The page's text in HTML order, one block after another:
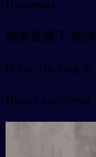
Примеры
她要是赢了,她
tā yào shì yíng
Видео карточки